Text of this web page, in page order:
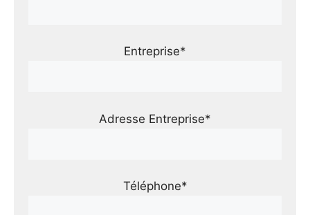
Entreprise*
Adresse Entreprise*
Téléphone*